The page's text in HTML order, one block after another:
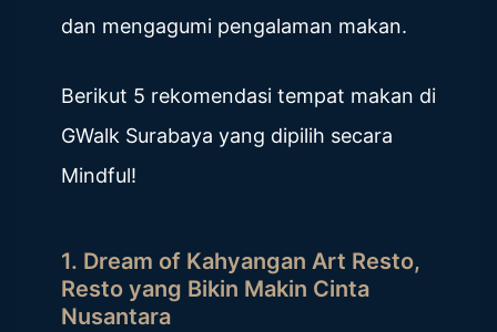
dan mengagumi pengalaman makan.
Berikut 5 rekomendasi tempat makan di
GWalk Surabaya yang dipilih secara
Mindful!
1. Dream of Kahyangan Art Resto,
Resto yang Bikin Makin Cinta
Nusantara